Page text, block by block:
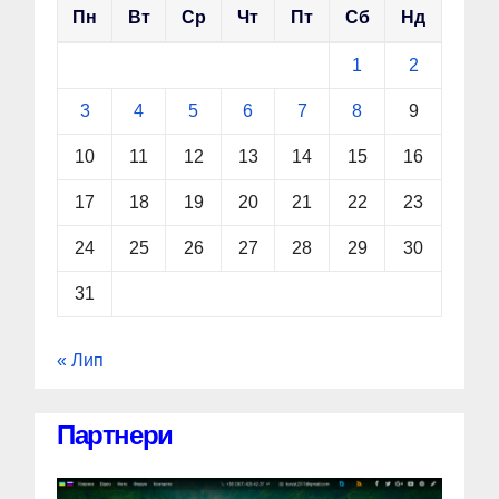
Пн Вт Ср Чт Пт Сб Нд
1 2
3 4 5 6 7 8 9
10 11 12 13 14 15 16
17 18 19 20 21 22 23
24 25 26 27 28 29 30
31
« Лип
Партнери